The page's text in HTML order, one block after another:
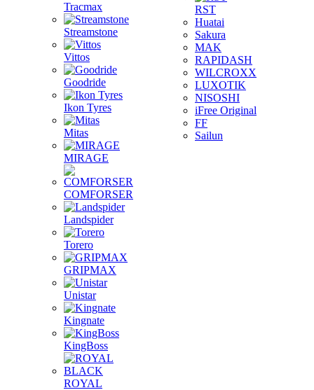
Tracmax
Streamstone
Vittos
Goodride
Ikon Tyres
Mitas
MIRAGE
COMFORSER
Landspider
Torero
GRIPMAX
Unistar
Kingnate
KingBoss
ROYAL
RST
Huatai
Sakura
MAK
RAPIDASH
WILCROXX
LUXOTIK
NISOSHI
iFree Original
FF
Sailun